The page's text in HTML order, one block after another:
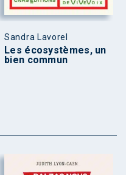
Sandra Lavorel
Les écosystèmes, un
bien commun